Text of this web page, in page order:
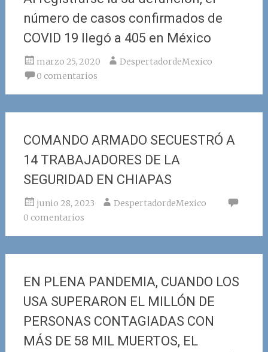
número de casos confirmados de
COVID 19 llegó a 405 en México
marzo 25, 2020
DespertadordeMexico
0 comentarios
COMANDO ARMADO SECUESTRÓ A
14 TRABAJADORES DE LA
SEGURIDAD EN CHIAPAS
junio 28, 2023
DespertadordeMexico
0 comentarios
EN PLENA PANDEMIA, CUANDO LOS
USA SUPERARON EL MILLÓN DE
PERSONAS CONTAGIADAS CON
MÁS DE 58 MIL MUERTOS, EL